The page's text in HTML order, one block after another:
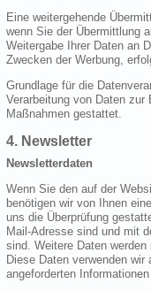
Eine weitergehende
wenn Sie der Übermittlung
Weitergabe Ihrer Daten an
Zwecken der Werbung,
Grundlage für die
Verarbeitung von Daten zur
Maßnahmen gestattet.
4. Newsletter
Newsletterdaten
Wenn Sie den auf der
benötigen wir von Ihnen
uns die Überprüfung
Mail-Adresse sind und mit
sind. Weitere Daten
Diese Daten verwenden
angeforderten